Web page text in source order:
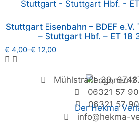
Stuttgart Eisenbahn – BDEF
– Stuttgart Hbf. – ET 18
€ 4,00–€ 12,00
Mühlstraße 30,
06321 57
06321 57
info@hekma-
Der Hekma